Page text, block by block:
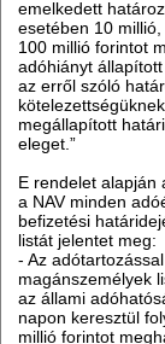
emelkedett
esetében 10
100 millió forintot
adóhiányt
az erről szóló
megállapított
eleget.”
E rendelet alapján
a NAV minden
befizetési
listát jelentet meg:
- Az
magánszemélyek
az állami
napon keresztül
millió forintot